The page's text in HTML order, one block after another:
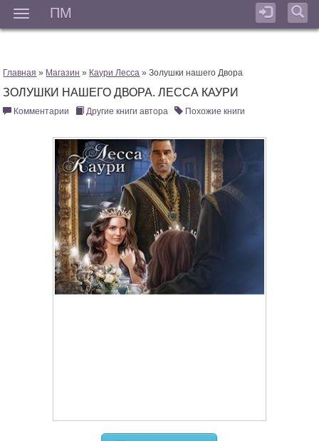
ПМ
Главная » Магазин » Каури Лесса » Золушки нашего Двора
ЗОЛУШКИ НАШЕГО ДВОРА. ЛЕССА КАУРИ
Комментарии Другие книги автора Похожие книги